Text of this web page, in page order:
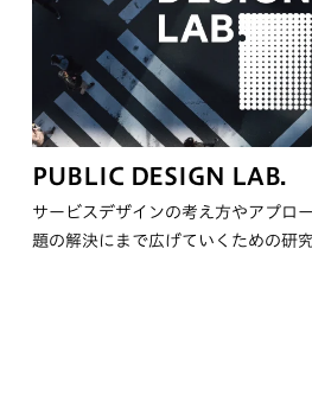
PUBLIC DESIGN LAB.
サービスデザインの考え方やアプロ
題の解決にまで広げていくための研